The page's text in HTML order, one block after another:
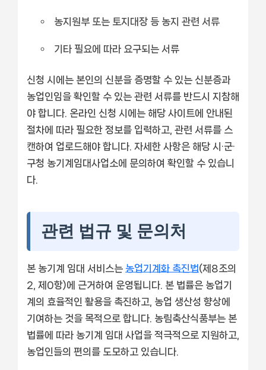
농지원부 또는 토지대장 등 농지 관련 서류
기타 필요에 따라 요구되는 서류
신청 시에는 본인의 신분을 증명할 수 있는 신분증과
농업인임을 확인할 수 있는 관련 서류를 반드시 지참해
야 합니다. 온라인 신청 시에는 해당 사이트에 안내된
절차에 따라 필요한 정보를 입력하고, 관련 서류를 스
캔하여 업로드해야 합니다. 자세한 사항은 해당 시·군·
구청 농기계임대사업소에 문의하여 확인할 수 있습니
다.
관련 법규 및 문의처
본 농기계 임대 서비스는 농업기계화 촉진법(제8조의
2, 제0항)에 근거하여 운영됩니다. 본 법률은 농업기
계의 효율적인 활용을 촉진하고, 농업 생산성 향상에
기여하는 것을 목적으로 합니다. 농림축산식품부는 본
법률에 따라 농기계 임대 사업을 적극적으로 지원하고,
농업인들의 편의를 도모하고 있습니다.